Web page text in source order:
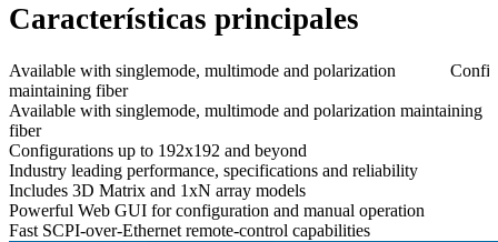
Características principales
Available with singlemode, multimode and polarization
maintaining fiber
Available with singlemode, multimode and polarization maintaining
fiber
Configurations up to 192x192 and beyond
Industry leading performance, specifications and reliability
Includes 3D Matrix and 1xN array models
Powerful Web GUI for configuration and manual operation
Fast SCPI-over-Ethernet remote-control capabilities